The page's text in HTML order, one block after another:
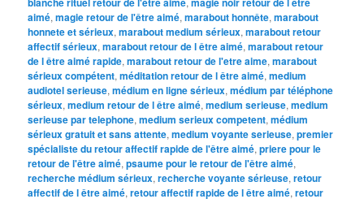
aimé,magie retour de l'être aimé,marabout honnête,marabout
honnete et sérieux,marabout medium sérieux,marabout retour
affectif sérieux,marabout retour de l être aimé,marabout retour
de l être aimé rapide,marabout retour de l'etre aime,marabout
sérieux compétent,méditation retour de l être aimé,medium
audiotel serieuse,médium en ligne sérieux,médium par téléphone
sérieux,medium retour de l être aimé,medium serieuse,medium
serieuse par telephone,medium serieux competent,médium
sérieux gratuit et sans attente,medium voyante serieuse,premier
spécialiste du retour affectif rapide de l'être aimé,priere pour le
retour de l'être aimé,psaume pour le retour de l'être aimé,
recherche médium sérieux,recherche voyante sérieuse,retour
affectif de l être aimé,retour affectif rapide de l être aimé,retour